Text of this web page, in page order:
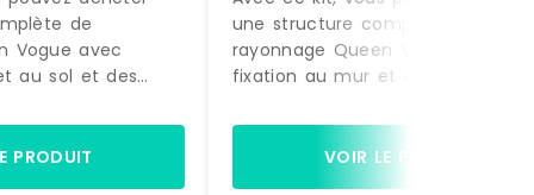
de
Vogue avec
au sol et des
être montée.
et de 2 bras
structure est
PRODUIT
une structure complète de
rayonnage Queen Vogue avec
fixation au mur et au sol et des
la photo, prête à être montée.
Equipée de 4 étagères et de 2
de suspension, cette structure
VOIR LE PRODUIT